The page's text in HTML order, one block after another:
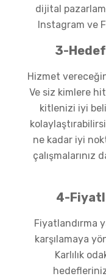
dijital
Instagram ve
3-
Hizmet
Ve siz kimlere
kitlenizi iyi
ne kadar iyi
çalışmalarınız
4-
Fiyatlandırma
karşılamaya
Karlılık